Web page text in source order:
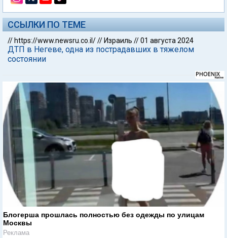
ССЫЛКИ ПО ТЕМЕ
// https://www.newsru.co.il/// Израиль //01 августа 2024
ДТП в Негеве, одна из пострадавших в тяжелом
состоянии
Блогерша прошлась полностью без одежды по улицам
Москвы
Реклама